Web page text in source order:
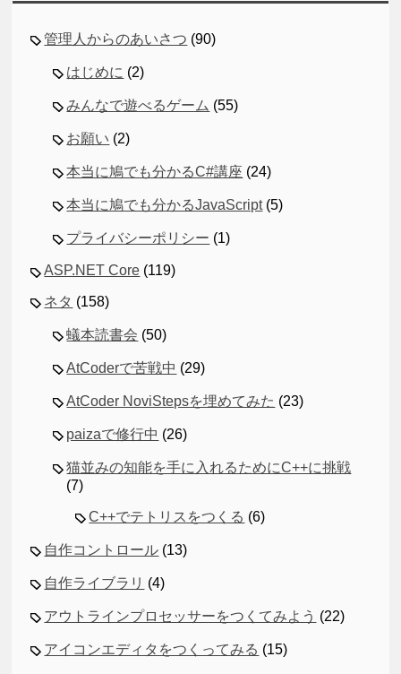
管理人からのあいさつ (90)
はじめに (2)
みんなで遊べるゲーム (55)
お願い (2)
本当に鳩でも分かるC#講座 (24)
本当に鳩でも分かるJavaScript(5)
プライバシーポリシー (1)
ASP.NET Core (119)
ネタ (158)
蟻本読書会 (50)
AtCoderで苦戦中 (29)
AtCoder NoviStepsを埋めてみた (23)
paizaで修行中 (26)
猫並みの知能を手に入れるためにC++に挑戦
(7)
C++でテトリスをつくる (6)
自作コントロール (13)
自作ライブラリ (4)
アウトラインプロセッサーをつくてみよう (22)
アイコンエディタをつくってみる (15)